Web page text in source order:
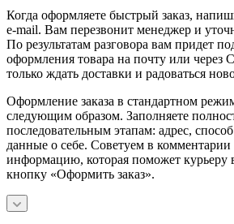
Когда оформляете быстрый заказ,
e-mail. Вам перезвонит менеджер и
По результатам разговора вам придет
оформления товара на почту или через
только ждать доставки и радоваться
Оформление заказа в стандартном
следующим образом. Заполняете
последовательным этапам: адрес,
данные о себе. Советуем в комментарии
информацию, которая поможет курьеру
кнопку «Оформить заказ».